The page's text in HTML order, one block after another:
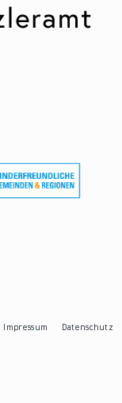
Impressum
Datenschutz